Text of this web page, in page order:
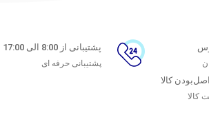
پشتیبانی از 8:00 الی 17:00
پشتیبانی حرفه ای
کالا
کالا